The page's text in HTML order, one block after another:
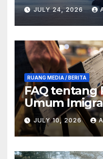
JULY 24, 2026
RUANG MEDIA / BERITA
FAQ tentang
Umum
JULY 10, 2026